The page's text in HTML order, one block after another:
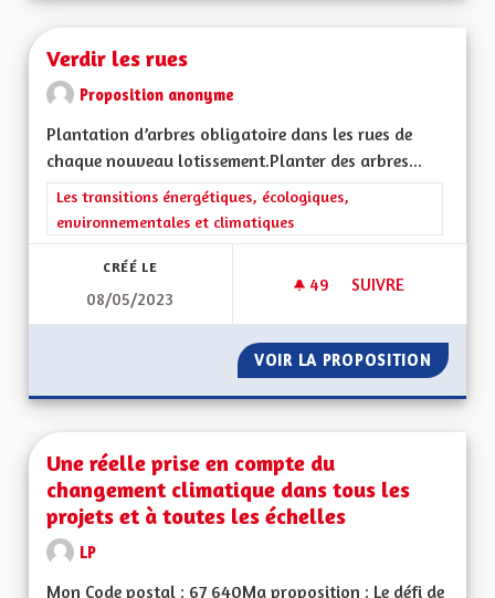
Verdir les rues
Proposition anonyme
Plantation d’arbres obligatoire dans les rues de
chaque nouveau lotissement.Planter des arbres...
Filtrer les résultats de la catégorie : Les transitions
Les transitions énergétiques, écologiques,
environnementales et climatiques
CRÉÉ LE
08/05/2023
49 49 ABONNÉS
SUIVRE
VOIR LA PROPOSITION
Une réelle prise en compte du
changement climatique dans tous les
projets et à toutes les échelles
LP
Mon Code postal : 67 640Ma proposition : Le défi de